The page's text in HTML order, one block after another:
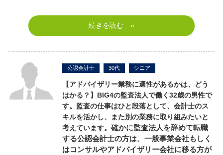
続きを読む »
公認会計士 30代 シニア
【アドバイザリー業務に適性があるかは、どう
はかる？】 BIG4の監査法人で働く32歳の男性で
す。監査の仕事はひと段落として、会計士のス
キルを活かし、また別の業務に取り組みたいと
考えています。 確かに監査法人を辞めて転職
する公認会計士の方は、一般事業会社もしく
はコンサルやアドバイザリー会社に移る方が